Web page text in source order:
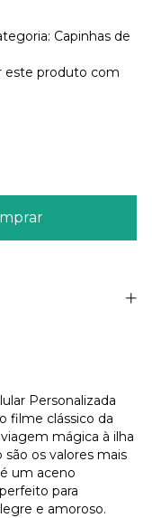
Capinhas de
este produto com
Personalizada
filme clássico da
mágica à ilha
são os valores mais
um aceno
para
e amoroso.